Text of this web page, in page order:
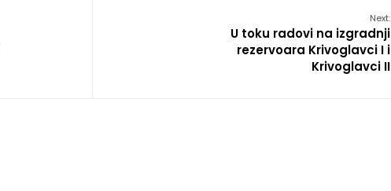
Next:
U toku radovi na izgradnji
rezervoara Krivoglavci I i
Krivoglavci II